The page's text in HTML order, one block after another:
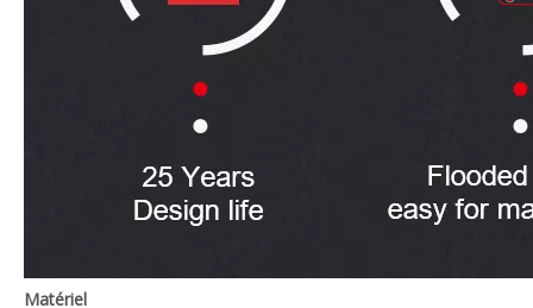
Matériel